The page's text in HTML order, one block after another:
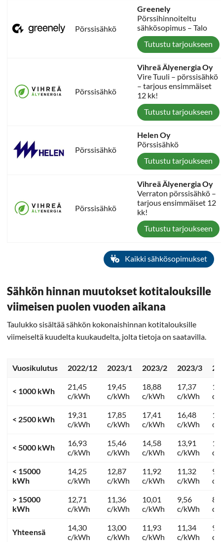
Pörssisähkö
Greenely
Pörssihinnoiteltu
sähkösopimus – Talo
Tutustu tarjoukseen
Pörssisähkö
Vihreä Älyenergia Oy
Vire Tuuli – pörssisähkö
– tarjous ensimmäiset
12 kk!
Tutustu tarjoukseen
Pörssisähkö
Helen Oy
Pörssisähkö
Tutustu tarjoukseen
Pörssisähkö
Vihreä Älyenergia Oy
Verraton pörssisähkö –
tarjous ensimmäiset 12
kk!
Tutustu tarjoukseen
Kaikki sähkösopimukset
Sähkön hinnan muutokset kotitalouksille
viimeisen puolen vuoden aikana
Taulukko sisältää sähkön kokonaishinnan kotitalouksille
viimeiseltä kuudelta kuukaudelta, jolta tietoja on saatavilla.
Vuosikulutus 2022/12 2023/1 2023/2 2023/3
< 1000 kWh
21,45
c/kWh
19,45
c/kWh
18,88
c/kWh
17,37
c/kWh
c/
< 2500 kWh
19,31
c/kWh
17,85
c/kWh
17,41
c/kWh
16,48
c/kWh
c/
< 5000 kWh
16,93
c/kWh
15,46
c/kWh
14,58
c/kWh
13,91
c/kWh
c/
< 15000
kWh
14,25
c/kWh
12,87
c/kWh
11,92
c/kWh
11,32
c/kWh
c/
> 15000
kWh
12,71
c/kWh
11,36
c/kWh
10,01
c/kWh
9,56
c/kWh
c/
Yhteensä
14,30
c/kWh
13,00
c/kWh
11,93
c/kWh
11,34
c/kWh
c/